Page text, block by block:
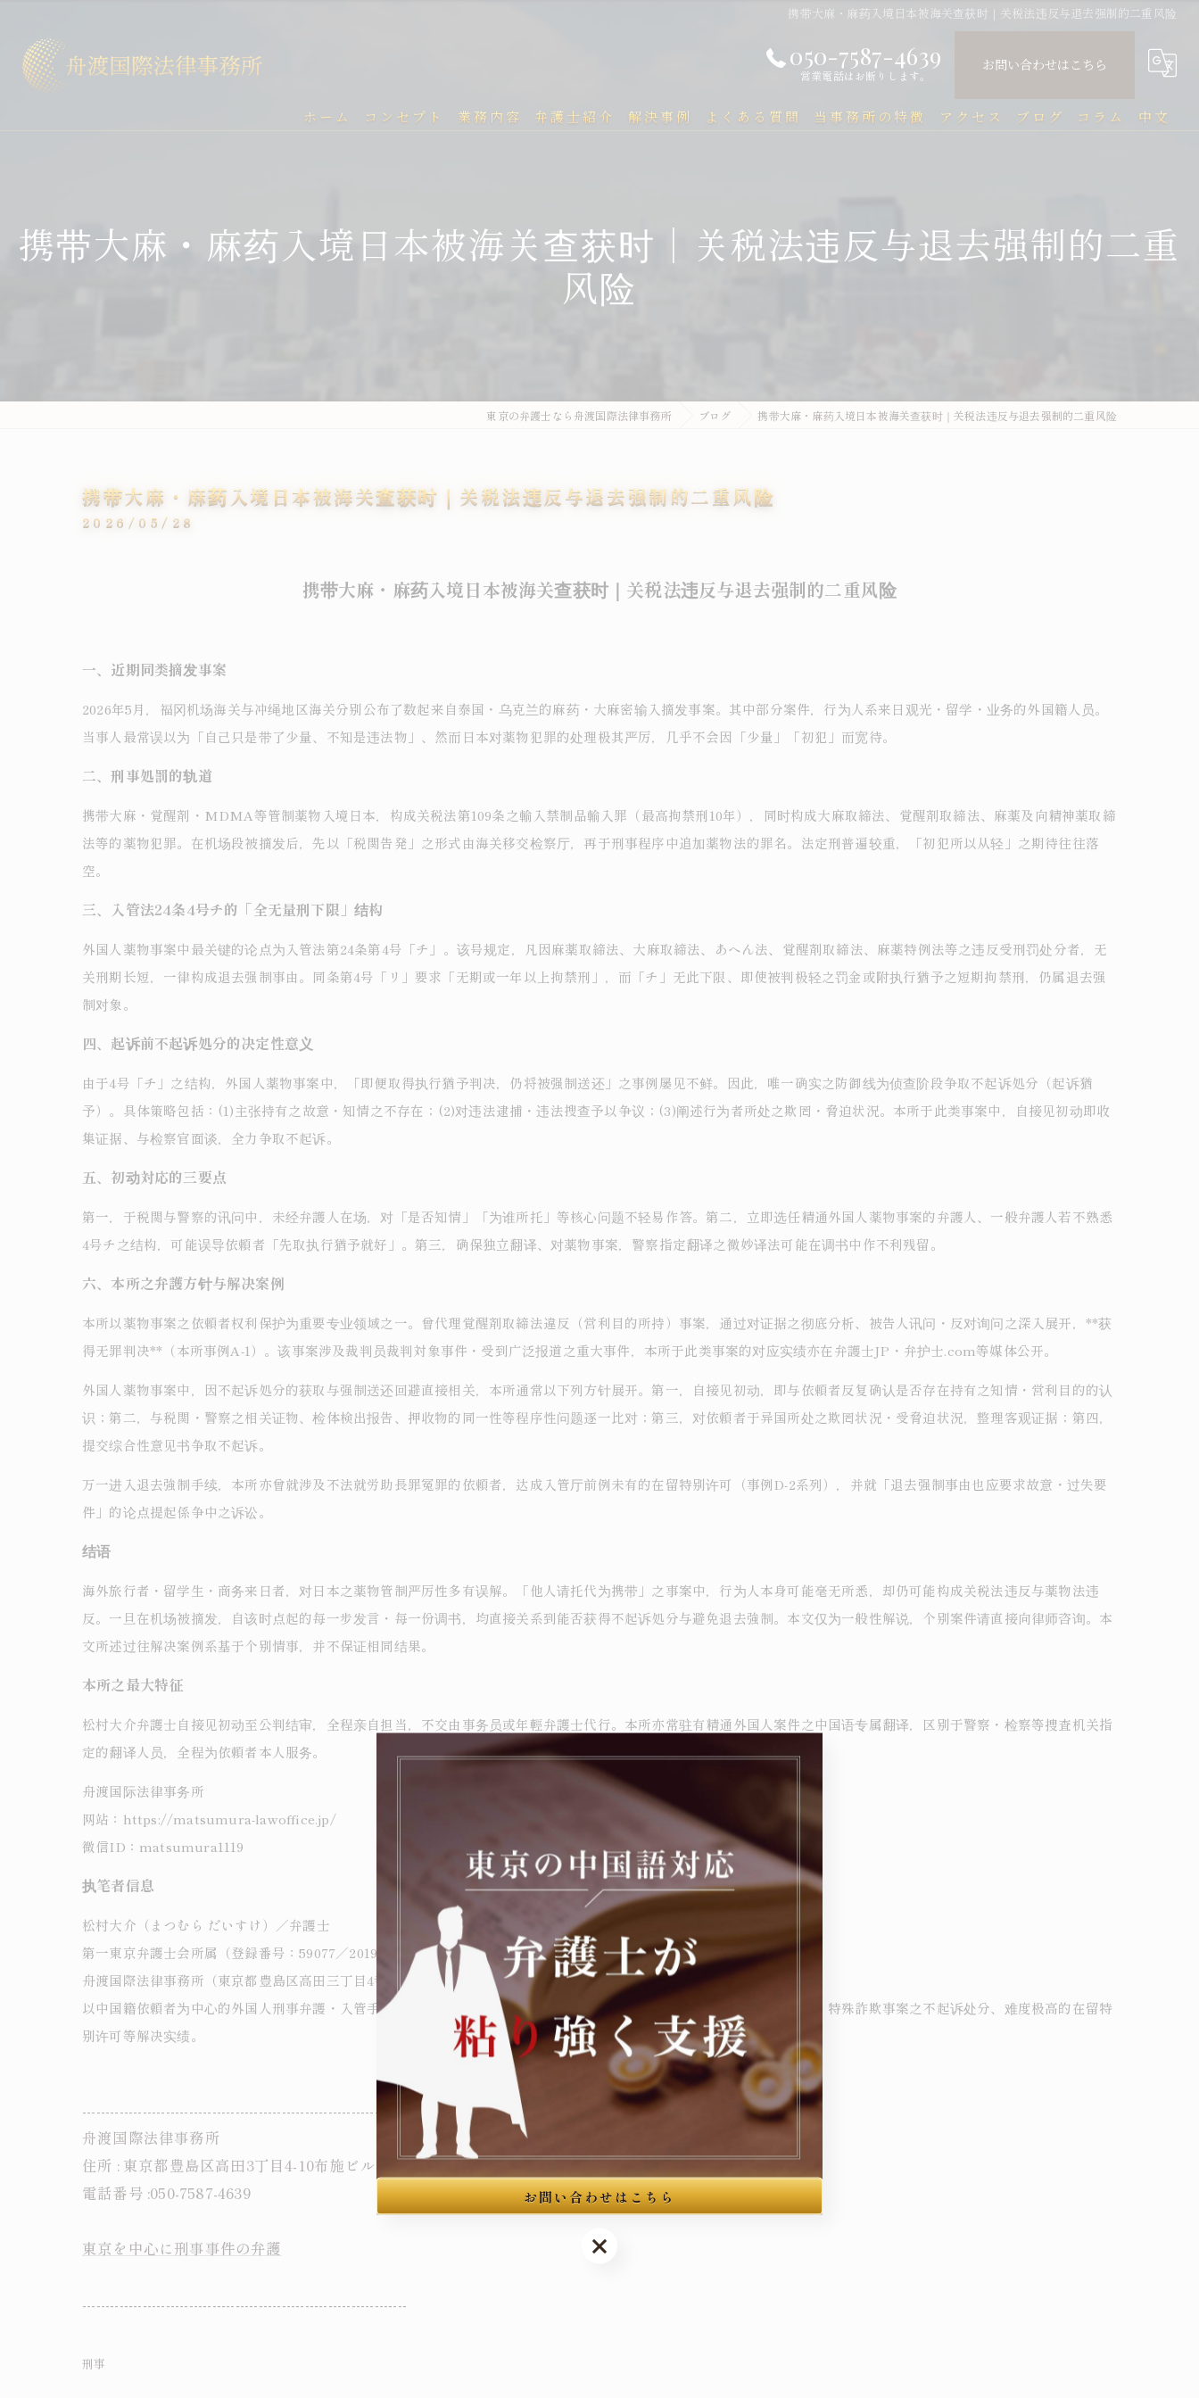
携带大麻・麻药入境日本被海关查获时｜关税法违反与退去强制的二重风险
050-7587-4639
営業電話はお断りします。
お問い合わせはこちら
ホーム コンセプト 業務内容 弁護士紹介 解決事例 よくある質問 当事務所の特徴
刑事
外国人刑事・在留Q&A
薬物事件
不法就労・オーバーステイ
アクセス ブログ コラム 中文
携带大麻・麻药入境日本被海关查获时｜关税法违反与退去强制的二重
风险
東京の弁護士なら舟渡国際法律事務所 ブログ 携带大麻・麻药入境日本被海关查获时｜关税法违反与退去强制的二重风险
携带大麻・麻药入境日本被海关查获时｜关税法违反与退去强制的二重风险
2026/05/28
携带大麻・麻药入境日本被海关查获时｜关税法违反与退去强制的二重风险
一、近期同类摘发事案
2026年5月，福冈机场海关与冲绳地区海关分别公布了数起来自泰国・乌克兰的麻药・大麻密输入摘发事案。其中部分案件，行为人系来日观光・留学・业务的外国籍人员。
当事人最常误以为「自己只是带了少量、不知是违法物」、然而日本对薬物犯罪的处理极其严厉，几乎不会因「少量」「初犯」而宽待。
二、刑事処罰的轨道
携带大麻・覚醒剤・MDMA等管制薬物入境日本，构成关税法第109条之輸入禁制品輸入罪（最高拘禁刑10年），同时构成大麻取締法、覚醒剤取締法、麻薬及向精神薬取締
法等的薬物犯罪。在机场段被摘发后，先以「税関告発」之形式由海关移交检察厅，再于刑事程序中追加薬物法的罪名。法定刑普遍较重，「初犯所以从轻」之期待往往落
空。
三、入管法24条4号チ的「全无量刑下限」结构
外国人薬物事案中最关键的论点为入管法第24条第4号「チ」。该号规定，凡因麻薬取締法、大麻取締法、あへん法、覚醒剤取締法、麻薬特例法等之违反受刑罚处分者，无
关刑期长短，一律构成退去强制事由。同条第4号「リ」要求「无期或一年以上拘禁刑」，而「チ」无此下限、即使被判极轻之罚金或附执行猶予之短期拘禁刑，仍属退去强
制对象。
四、起诉前不起诉処分的决定性意义
由于4号「チ」之结构，外国人薬物事案中，「即便取得执行猶予判决，仍将被强制送还」之事例屡见不鲜。因此，唯一确实之防御线为侦查阶段争取不起诉処分（起诉猶
予）。具体策略包括：(1)主张持有之故意・知情之不存在；(2)对违法逮捕・违法搜查予以争议；(3)阐述行为者所处之欺罔・脅迫状況。本所于此类事案中，自接见初动即收
集证据、与检察官面谈，全力争取不起诉。
五、初动対応的三要点
第一，于税関与警察的讯问中，未经弁護人在场，对「是否知情」「为谁所托」等核心问题不轻易作答。第二，立即选任精通外国人薬物事案的弁護人、一般弁護人若不熟悉
4号チ之结构，可能误导依頼者「先取执行猶予就好」。第三，确保独立翻译、对薬物事案，警察指定翻译之微妙译法可能在调书中作不利残留。
六、本所之弁護方针与解决案例
本所以薬物事案之依頼者权利保护为重要专业领域之一。曾代理覚醒剤取締法違反（営利目的所持）事案，通过对证据之彻底分析、被告人讯问・反对询问之深入展开，**获
得无罪判决**（本所事例A-1）。该事案涉及裁判员裁判対象事件・受到广泛报道之重大事件，本所于此类事案的对应实绩亦在弁護士JP・弁护士.com等媒体公开。
外国人薬物事案中，因不起诉処分的获取与强制送还回避直接相关，本所通常以下列方针展开。第一，自接见初动，即与依頼者反复确认是否存在持有之知情・営利目的的认
识；第二，与税関・警察之相关证物、检体検出报告、押收物的同一性等程序性问题逐一比对；第三，对依頼者于异国所处之欺罔状況・受脅迫状況，整理客观证据；第四，
提交综合性意见书争取不起诉。
万一进入退去強制手续，本所亦曾就涉及不法就労助長罪冤罪的依頼者，达成入管厅前例未有的在留特别许可（事例D-2系列），并就「退去强制事由也应要求故意・过失要
件」的论点提起係争中之诉讼。
结语
海外旅行者・留学生・商务来日者，对日本之薬物管制严厉性多有误解。「他人请托代为携带」之事案中，行为人本身可能毫无所悉，却仍可能构成关税法违反与薬物法违
反。一旦在机场被摘发，自该时点起的每一步发言・每一份调书，均直接关系到能否获得不起诉処分与避免退去強制。本文仅为一般性解说，个别案件请直接向律师咨询。本
文所述过往解决案例系基于个别情事，并不保证相同结果。
本所之最大特征
松村大介弁護士自接见初动至公判结审，全程亲自担当，不交由事务员或年輕弁護士代行。本所亦常驻有精通外国人案件之中国语专属翻译，区别于警察・检察等捜査机关指
定的翻译人员，全程为依頼者本人服务。
舟渡国际法律事务所
网站：https://matsumura-lawoffice.jp/
微信ID：matsumura1119
执笔者信息
松村大介（まつむら だいすけ）／弁護士
第一東京弁護士会所属（登録番号：59077／2019年登録）
舟渡国際法律事務所（東京都豊島区高田三丁目4番10号 布施ビル本館3階）
以中国籍依頼者为中心的外国人刑事弁護・入管手续为主要注力领域。曾获覚醒剤取締法違反（営利目的所持）之无罪判决、特殊詐欺事案之不起诉处分、难度极高的在留特
别许可等解决实绩。
----------------------------------------------------------------------
舟渡国際法律事務所
住所 : 東京都豊島区高田3丁目4-10布施ビル本館3階
電話番号 :050-7587-4639
東京を中心に刑事事件の弁護
----------------------------------------------------------------------
刑事
お問い合わせはこちら
お問い合わせはこちら